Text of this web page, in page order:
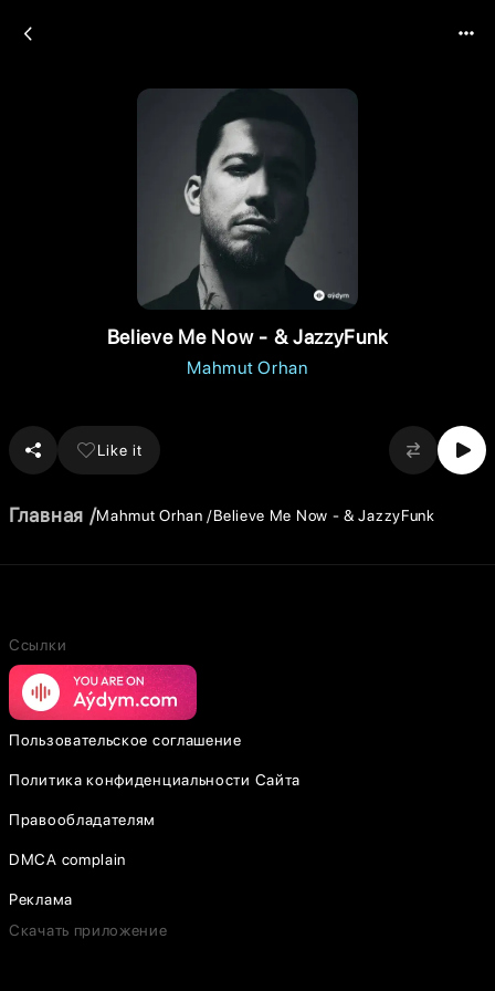
Believe Me Now - & JazzyFunk
Mahmut Orhan
Like it
Главная Mahmut Orhan Believe Me Now - & JazzyFunk
Ссылки
Пользовательское соглашение
Политика конфиденциальности Сайта
Правообладателям
DMCA complain
Реклама
Скачать приложение